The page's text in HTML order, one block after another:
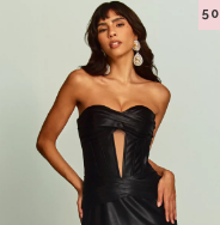
50